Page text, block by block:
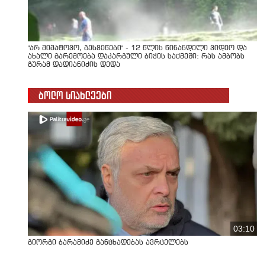
"არ მიმატოვო, გეხვეწები" - 12 წლის წინანდელი ვიდეო და
ახალი გარემოება დაკარგული ბიჭის საქმეში: რას ამბობს
გურამ დადიანიძის დედა
ბოლო სიახლეები
03:10
გიორგი ბარამიძე განცხადებას ავრცელებს